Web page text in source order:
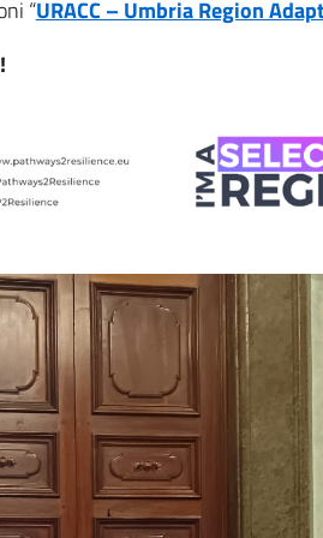
“URACC – Umbria Region